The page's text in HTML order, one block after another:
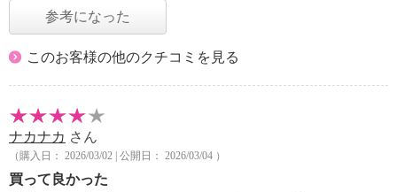
参考になった
このお客様の他のクチコミを見る
ナカナカ さん
（購入日： 2026/03/02 | 公開日： 2026/03/04 ）
買って良かった